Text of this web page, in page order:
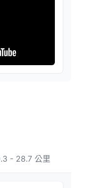
- 28.7 公里